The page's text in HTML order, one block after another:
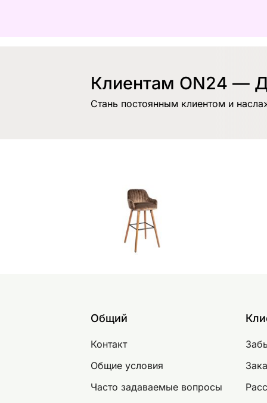
Клиентам ON24 —
Стань постоянным клиентом и
Общий
Контакт
Общие условия
Часто задаваемые вопросы